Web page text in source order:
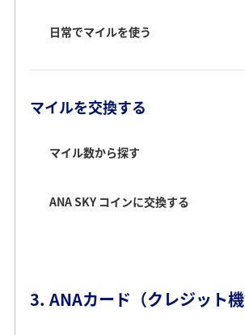
日常でマイルを使う
マイルを交換する
マイル数から探す
ANA SKY コインに交換する
3. ANAカード（クレジット機